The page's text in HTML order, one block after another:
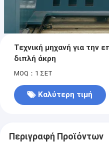
Τεχνική μηχανή για την
διπλή άκρη
MOQ：1 ΣΕΤ
Καλύτερη τιμή
Περιγραφή Προϊόντων